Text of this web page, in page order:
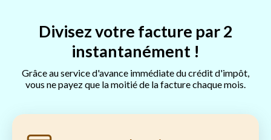
Divisez votre facture par 2
instantanément !
Grâce au service d'avance immédiate du crédit d'impôt,
vous ne payez que la moitié de la facture chaque mois.